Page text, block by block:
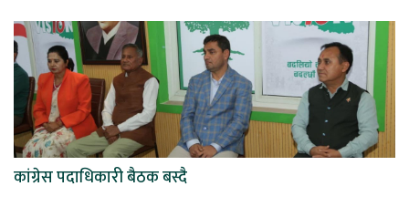
कांग्रेस पदाधिकारी बैठक बस्दै